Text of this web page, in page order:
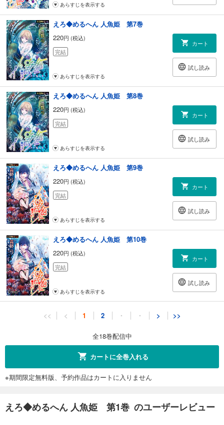
あらすじを表示する
えろ◆めるへん 人魚姫 第7巻
220円 (税込)
完結
カート
試し読み
あらすじを表示する
えろ◆めるへん 人魚姫 第8巻
220円 (税込)
完結
カート
試し読み
あらすじを表示する
えろ◆めるへん 人魚姫 第9巻
220円 (税込)
完結
カート
試し読み
あらすじを表示する
えろ◆めるへん 人魚姫 第10巻
220円 (税込)
完結
カート
試し読み
あらすじを表示する
えろ◆めるへん 人魚姫 第11巻
あらすじを表示する
えろ◆めるへん 人魚姫 第12巻
完結
カート
<< < 1 2 ・ ・ > >>
全18巻配信中
カートに全巻入れる
※期間限定無料版、予約作品はカートに入りません
えろ◆めるへん 人魚姫 第1巻 のユーザーレビュー